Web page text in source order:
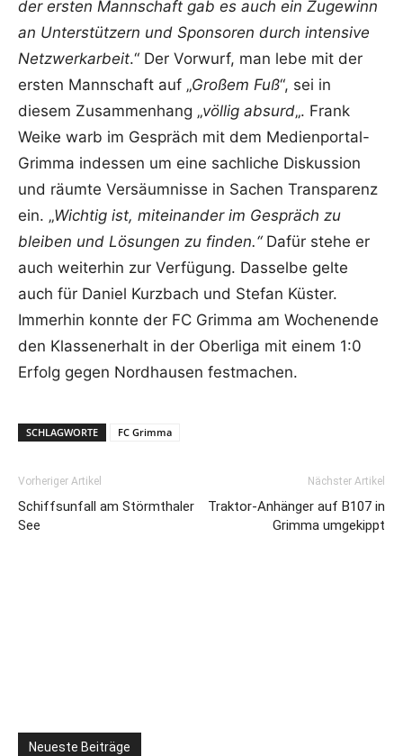
der ersten Mannschaft gab es auch ein Zugewinn
an Unterstützern und Sponsoren durch intensive
Netzwerkarbeit.“ Der Vorwurf, man lebe mit der
ersten Mannschaft auf „Großem Fuß“, sei in
diesem Zusammenhang „völlig absurd„. Frank
Weike warb im Gespräch mit dem Medienportal-
Grimma indessen um eine sachliche Diskussion
und räumte Versäumnisse in Sachen Transparenz
ein. „Wichtig ist, miteinander im Gespräch zu
bleiben und Lösungen zu finden.“Dafür stehe er
auch weiterhin zur Verfügung. Dasselbe gelte
auch für Daniel Kurzbach und Stefan Küster.
Immerhin konnte der FC Grimma am Wochenende
den Klassenerhalt in der Oberliga mit einem 1:0
Erfolg gegen Nordhausen festmachen.
SCHLAGWORTE FC Grimma
Vorheriger Artikel
Schiffsunfall am Störmthaler
See
Nächster Artikel
Traktor-Anhänger auf B107 in
Grimma umgekippt
Neueste Beiträge